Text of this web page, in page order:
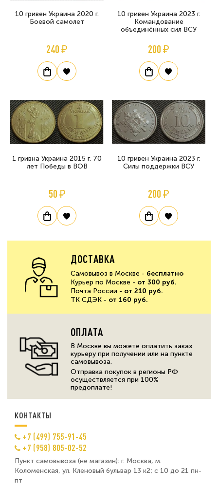
10 гривен Украина 2020 г.
Боевой самолет
240 ₽
10 гривен Украина 2023 г.
Командование
объединённых сил ВСУ
200 ₽
1 гривна Украина 2015 г. 70
лет Победы в ВОВ
50 ₽
10 гривен Украина 2023 г.
Силы поддержки ВСУ
200 ₽
ДОСТАВКА
Самовывоз в Москве - бесплатно
Курьер по Москве - от 300 руб.
Почта России - от 210 руб.
ТК СДЭК - от 160 руб.
ОПЛАТА
В Москве вы можете оплатить заказ
курьеру при получении или на пункте
самовывоза.
Отправка покупок в регионы РФ
осуществляется при 100%
предоплате!
КОНТАКТЫ
+7 (499) 755-91-45
+7 (958) 805-02-52
Пункт самовывоза (не магазин): г. Москва, м.
Коломенская, ул. Кленовый бульвар 13 к2; с 10 до 21 пн-
пт